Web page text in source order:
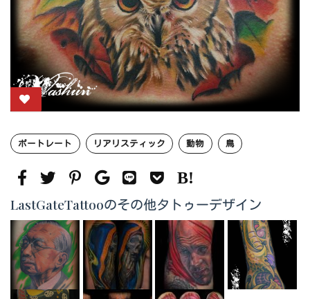
ポートレート リアリスティック 動物 鳥
LastGateTattooのその他タトゥーデザイン